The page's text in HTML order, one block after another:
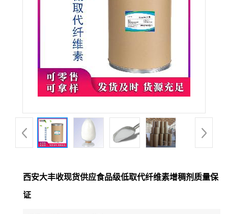
西安大丰收现货供应食品级低取代纤维素增稠剂质量保
证